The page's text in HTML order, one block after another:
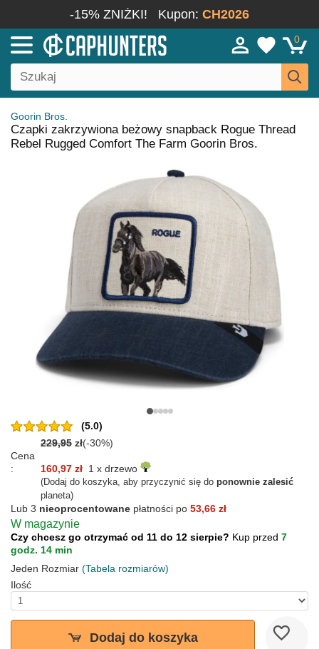
-15% ZNIŻKI! Kupon: CH2026
0
Goorin Bros.
Czapki zakrzywiona beżowy snapback Rogue Thread
Rebel Rugged Comfort The Farm Goorin Bros.
(5.0)
229,95 zł(-30%)
Cena
:
160,97 zł 1 x drzewo
(Dodaj do koszyka, aby przyczynić się do ponownie zalesić
planeta)
Lub 3 nieoprocentowane płatności po 53,66 zł
W magazynie
Czy chcesz go otrzymać od 11 do 12 sierpie? Kup przed 7
godz. 14 min
Jeden Rozmiar (Tabela rozmiarów)
Ilość
Dodaj do koszyka